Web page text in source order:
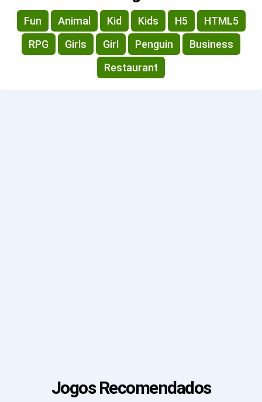
Fun Animal Kid Kids H5
HTML5
RPG
Girls Girl Penguin
Business
Restaurant
Jogos Recomendados